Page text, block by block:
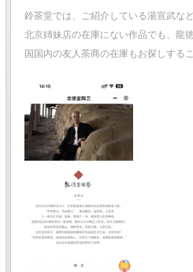
鈴茶堂では、ご紹介している湯宣武な
北京姉妹店の在庫にない作品でも、龍
国国内の友人茶商の在庫もお探しする